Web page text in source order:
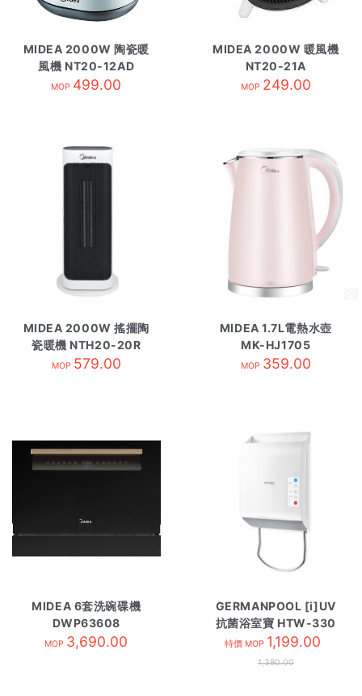
MIDEA 2000W 陶瓷暖
風機 NT20-12AD
MOP 499.00
MIDEA 2000W 暖風機
NT20-21A
MOP 249.00
MIDEA 2000W 搖擺陶
瓷暖機 NTH20-20R
MOP 579.00
MIDEA 1.7L電熱水壺
MK-HJ1705
MOP 359.00
MIDEA 6套洗碗碟機
DWP63608
MOP 3,690.00
GERMANPOOL [i]UV
抗菌浴室寶 HTW-330
特價 MOP 1,199.00
1,380.00